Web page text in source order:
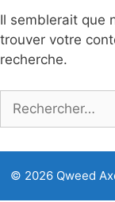
Il semblerait que
trouver votre
recherche.
© 2026 Qweed